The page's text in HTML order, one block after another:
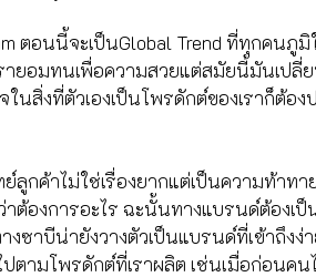
ตอนนี้จะเป็นGlobal Trend ที่ทุกคนภูมิ
ายอมทนเพื่อความสวยแต่สมัยนี้มันเป
นสิ่งที่ตัวเองเป็นโพรดักต์ของเราก็ต้อ
กค้าไม่ใช่เรื่องยากแต่เป็นความท้าทา
ต้องการอะไร ฉะนั้นทางแบรนด์ต้องเ
ซาบีน่ายังวางตัวเป็นแบรนด์ที่เข้าถึงง่
ตามโพรดักต์ที่เราผลิต เช่นเมื่อก่อนค